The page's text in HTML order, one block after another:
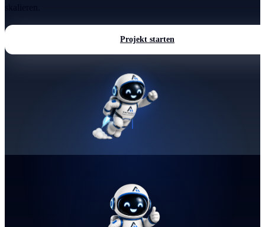
Projekt starten